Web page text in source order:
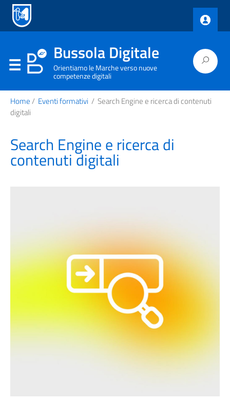
Bussola Digitale
Orientiamo le Marche verso nuove
competenze digitali
Home/ Eventi formativi / Search Engine e ricerca di contenuti
digitali
Search Engine e ricerca di
contenuti digitali